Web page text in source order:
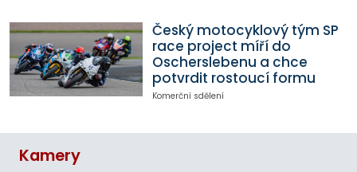
Český motocyklový tým SP
race project míří do
Oscherslebenu a chce
potvrdit rostoucí formu
Komerční sdělení
Kamery